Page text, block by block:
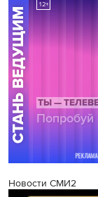
Новости СМИ2